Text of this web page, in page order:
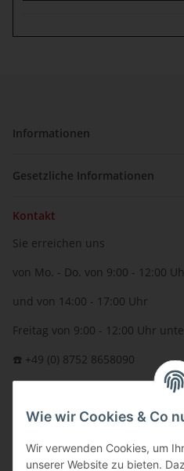
Informationen
Gesetzliche Informationen
Kontakt
Sie erreichen uns
von Mo. - Do. von 9:00 - 12:00
und von 14:00 - 17:00 Uhr
Freitag von 9:00 - 12:00 Uhr
☎️ +49 (0) 8752 8658090
oder über unser
BFT - Autorisierter Fachhändler
Wie wir Cookies & Co
Wir verwenden Cookies, um
unserer Website zu bieten.